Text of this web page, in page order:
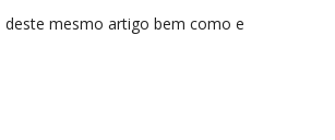
deste mesmo artigo bem como e